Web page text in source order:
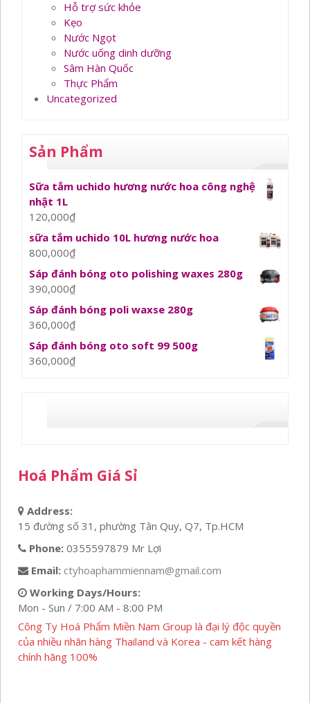
Hỗ trợ sức khỏe
Kẹo
Nước Ngọt
Nước uống dinh dưỡng
Sâm Hàn Quốc
Thực Phẩm
Uncategorized
Sản Phẩm
Sữa tắm uchido hương nước hoa công nghệ
nhật 1L
120,000₫
sữa tắm uchido 10L hương nước hoa
800,000₫
Sáp đánh bóng oto polishing waxes 280g
390,000₫
Sáp đánh bóng poli waxse 280g
360,000₫
Sáp đánh bóng oto soft 99 500g
360,000₫
Hoá Phẩm Giá Sỉ
Address:
15 đường số 31, phường Tân Quy, Q7, Tp.HCM
Phone: 0355597879 Mr Lợi
Email: ctyhoaphammiennam@gmail.com
Working Days/Hours:
Mon - Sun / 7:00 AM - 8:00 PM
Công Ty Hoá Phẩm Miền Nam Group là đại lý độc quyền
của nhiều nhãn hàng Thailand và Korea - cam kết hàng
chính hãng 100%